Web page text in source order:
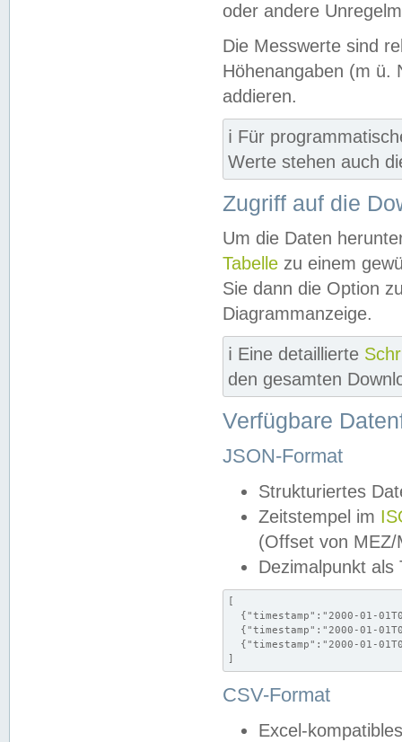
oder andere
Die Messwerte sind
Höhenangaben (m ü.
addieren.
ℹ️ Für
Werte stehen auch
Zugriff auf die
Um die Daten
Tabelle zu einem
Sie dann die Option
Diagrammanzeige.
ℹ️ Eine detaillierte
den gesamten
Verfügbare
JSON-Format
Strukturiertes
Zeitstempel im
(Offset von MEZ/
Dezimalpunkt als
[
{"timestamp":"2000-01-
{"timestamp":"2000-01-
{"timestamp":"2000-01-
]
CSV-Format
Excel-